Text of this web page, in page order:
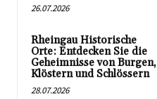
26.07.2026
Rheingau Historische
Orte: Entdecken Sie die
Geheimnisse von Burgen,
Klöstern und Schlössern
28.07.2026